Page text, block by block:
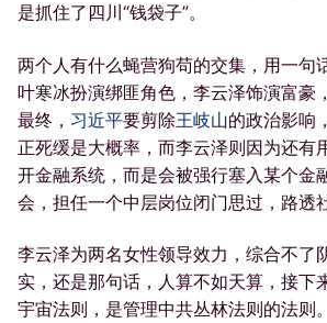
是抓住了四川“钱袋子”。
两个人有什么蝇营狗苟的交集，用一句
叶寒冰扮演绑匪角色，李云泽饰演富豪
最终， 习近平要剪除王岐山的政治影响
正死缓是大概率，而李云泽则因为还有
开金融系统，而是会被强行塞入某个金
会，担任一个中层岗位闭门思过，路透
李云泽为两名女性领导效力，综合不了
实，还是那句话，人算不如天算，接下
宇宙法则，是管理中共丛林法则的法则。